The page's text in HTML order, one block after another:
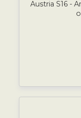
Austria S16 -